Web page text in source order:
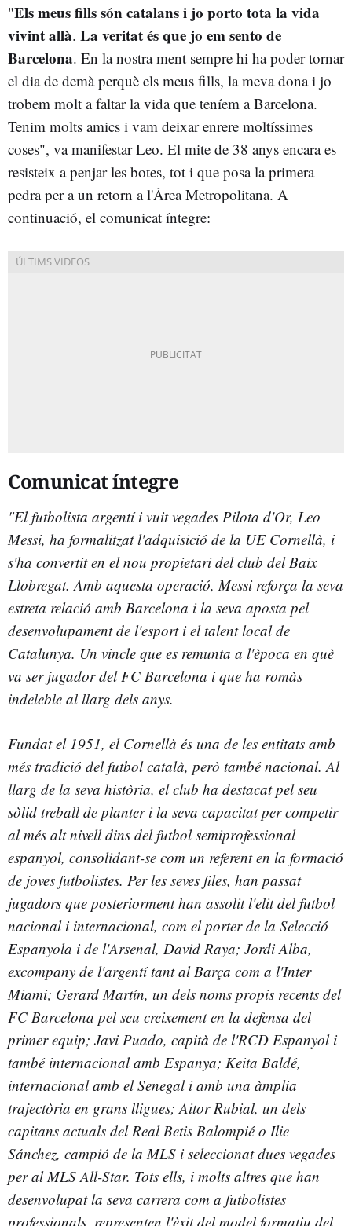
"Els meus fills són catalans i jo porto tota la vida
vivint allà. La veritat és que jo em sento de
Barcelona. En la nostra ment sempre hi ha poder tornar
el dia de demà perquè els meus fills, la meva dona i jo
trobem molt a faltar la vida que teníem a Barcelona.
Tenim molts amics i vam deixar enrere moltíssimes
coses", va manifestar Leo. El mite de 38 anys encara es
resisteix a penjar les botes, tot i que posa la primera
pedra per a un retorn a l'Àrea Metropolitana. A
continuació, el comunicat íntegre:
Comunicat íntegre
"El futbolista argentí i vuit vegades Pilota d'Or, Leo
Messi, ha formalitzat l'adquisició de la UE Cornellà, i
s'ha convertit en elnou propietari del club del Baix
Llobregat. Amb aquesta operació, Messi reforça la seva
estreta relació amb Barcelona i la seva aposta pel
desenvolupament de l'esport i el talent local de
Catalunya. Un vincle que es remunta a l'època en què
va ser jugador del FC Barcelona i que ha romàs
indeleble al llarg dels anys.
Fundat el 1951, el Cornellà és una de les entitats amb
més tradició del futbolcatalà, però també nacional. Al
llarg de la seva història, el club ha destacat pel seu
sòlid treball de planter i la seva capacitat per competir
al més alt nivell dins delfutbol semiprofessional
espanyol, consolidant-se com un referent en la formació
de joves futbolistes. Per les seves files, han passat
jugadors que posteriorment han assolit l'elit del futbol
nacional i internacional, com el porter de la Selecció
Espanyola i de l'Arsenal, David Raya; Jordi Alba,
excompany de l'argentí tant al Barça com a l'Inter
Miami; Gerard Martín, un dels noms propis recents del
FC Barcelona pel seu creixement en la defensa del
primer equip; Javi Puado, capità de l'RCD Espanyol i
també internacional amb Espanya; Keita Baldé,
internacional amb el Senegal i amb una àmplia
trajectòria en grans lligues; Aitor Rubial, un dels
capitans actuals del Real Betis Balompié o Ilie
Sánchez, campió de la MLS i seleccionat dues vegades
per al MLS All-Star. Tots ells, i molts altres que han
desenvolupat la seva carrera com a futbolistes
professionals, representen l'èxit del model formatiu del